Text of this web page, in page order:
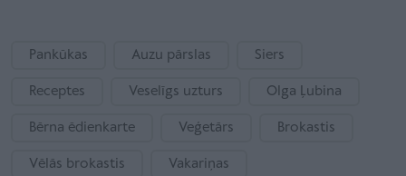
Pankūkas Auzu pārslas Siers
Receptes Veselīgs uzturs Olga Ļubina
Bērna ēdienkarte Veģetārs Brokastis
Vēlās brokastis Vakariņas